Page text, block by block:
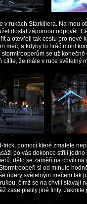
rukách Starkillera. Na mou
dostal zápornou odpověï.
a otevřeli tak cestu pro nové
meč, a kdyby to hráč mohl
se už
že máte v ruce světelný
pomocí které zmatete
po vás dokonce střílí
dělo se zaměří na chvíli na
si od minule
údery světelným mečem tak
čímž se na chvíli stávají
zase platily jiné finty. Jakmile